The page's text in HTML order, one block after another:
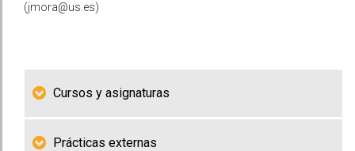
(jmora@us.es)
Cursos y asignaturas
Prácticas externas